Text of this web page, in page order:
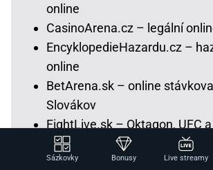
online
CasinoArena.cz – legální
EncyklopedieHazardu.cz –
online
BetArena.sk – online
Slovákov
FightLive.sk – Oktagon, UFC
Slovákov
HokejSpravy.sk – Hokejové
Sázkovky Bonusy Live streamy